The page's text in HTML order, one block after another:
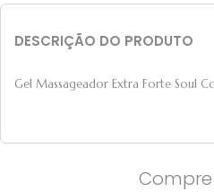
DESCRIÇÃO DO PRODUTO
Gel Massageador Extra Forte Soul